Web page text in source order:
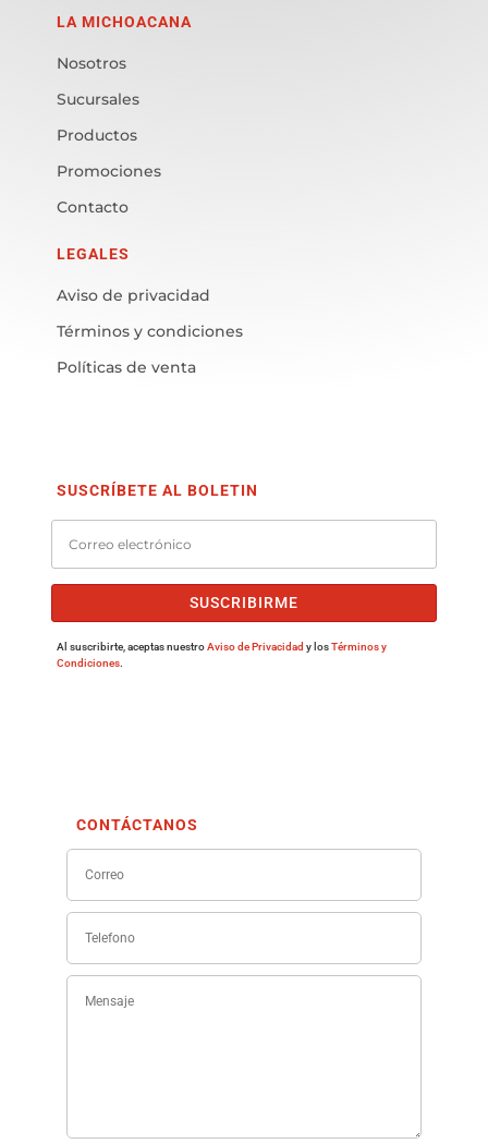
LA MICHOACANA
Nosotros
Sucursales
Productos
Promociones
Contacto
LEGALES
Aviso de privacidad
Términos y condiciones
Políticas de venta
SUSCRÍBETE AL BOLETIN
SUSCRIBIRME
Al suscribirte, aceptas nuestroAviso de Privacidad y losTérminos y
Condiciones.
CONTÁCTANOS